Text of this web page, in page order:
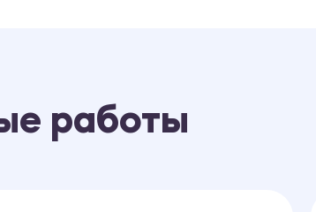
работы